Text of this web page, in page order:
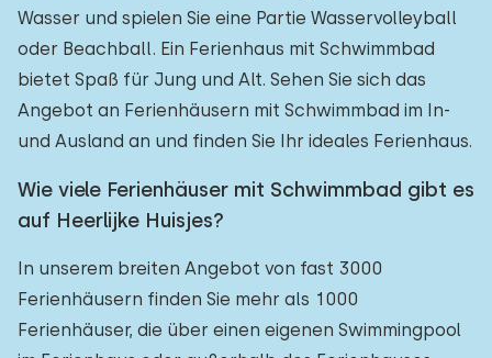
Wasser und spielen Sie eine Partie Wasservolleyball
oder Beachball. Ein Ferienhaus mit Schwimmbad
bietet Spaß für Jung und Alt. Sehen Sie sich das
Angebot an Ferienhäusern mit Schwimmbad im In-
und Ausland an und finden Sie Ihr ideales Ferienhaus.
Wie viele Ferienhäuser mit Schwimmbad gibt es
auf Heerlijke Huisjes?
In unserem breiten Angebot von fast 3000
Ferienhäusern finden Sie mehr als 1000
Ferienhäuser, die über einen eigenen Swimmingpool